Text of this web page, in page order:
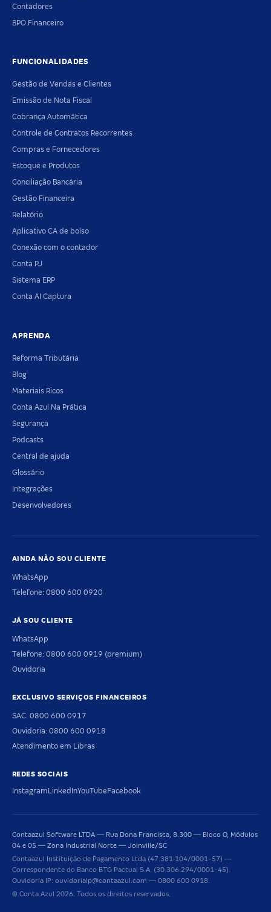
Contadores
BPO Financeiro
FUNCIONALIDADES
Gestão de Vendas e Clientes
Emissão de Nota Fiscal
Cobrança Automática
Controle de Contratos Recorrentes
Compras e Fornecedores
Estoque e Produtos
Conciliação Bancária
Gestão Financeira
Relatório
Aplicativo CA de bolso
Conexão com o contador
Conta PJ
Sistema ERP
Conta AI Captura
APRENDA
Reforma Tributária
Blog
Materiais Ricos
Conta Azul Na Prática
Segurança
Podcasts
Central de ajuda
Glossário
Integrações
Desenvolvedores
AINDA NÃO SOU CLIENTE
WhatsApp
Telefone: 0800 600 0920
JÁ SOU CLIENTE
WhatsApp
Telefone: 0800 600 0919 (premium)
Ouvidoria
EXCLUSIVO SERVIÇOS FINANCEIROS
SAC: 0800 600 0917
Ouvidoria: 0800 600 0918
Atendimento em Libras
REDES SOCIAIS
InstagramLinkedInYouTubeFacebook
Contaazul Software LTDA — Rua Dona Francisca, 8.300 — Bloco O, Módulos
04 e 05 — Zona Industrial Norte — Joinville/SC
Contaazul Instituição de Pagamento Ltda (47.381.104/0001-57) —
Correspondente do Banco BTG Pactual S.A. (30.306.294/0001-45).
Ouvidoria IP: ouvidoriaip@contaazul.com — 0800 600 0918.
© Conta Azul 2026. Todos os direitos reservados.